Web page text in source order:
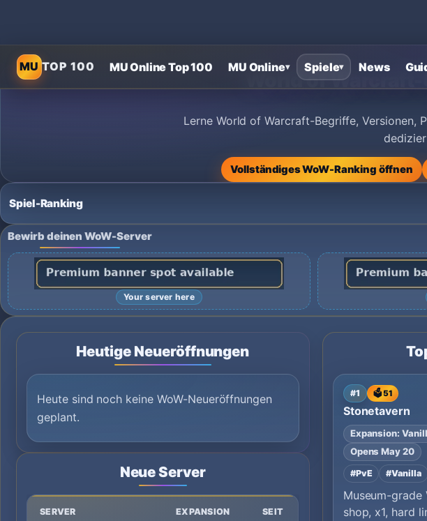
MUTOP 100 MU Online Top 100 MU Online▾ Spiele▾ News
World of
Lerne World of Warcraft-Begriffe, Versionen,
Vollständiges WoW-Ranking öffnen
Spiel-Ranking
Bewirb deinen WoW-Server
Your server here
Heutige Neueröffnungen
Heute sind noch keine WoW-Neueröffnungen
geplant.
Neue Server
SERVER EXPANSION SEIT
#1 🗳️ 51
Stonetavern
Expansion:
Opens May 20
#PvE #Vanilla
Museum-grade
shop, x1, hard